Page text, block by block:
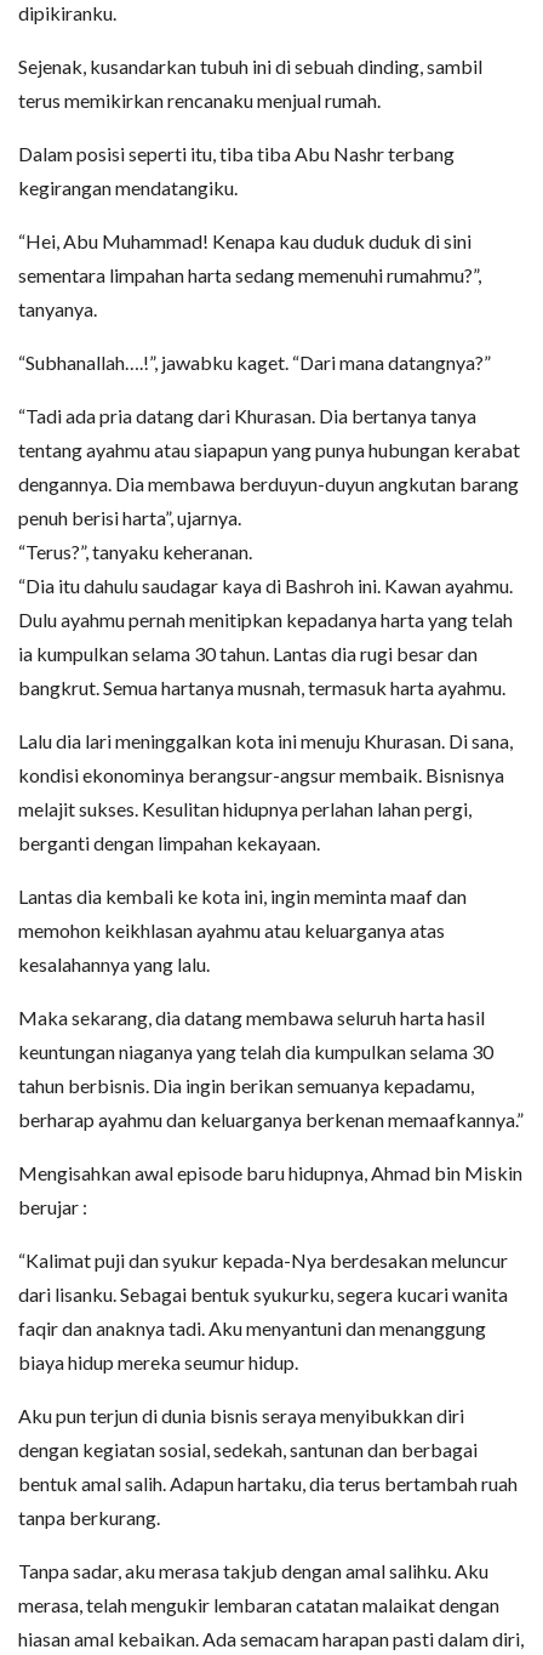
dipikiranku.
Sejenak, kusandarkan tubuh ini di sebuah dinding, sambil
terus memikirkan rencanaku menjual rumah.
Dalam posisi seperti itu, tiba tiba Abu Nashr terbang
kegirangan mendatangiku.
“Hei, Abu Muhammad! Kenapa kau duduk duduk di sini
sementara limpahan harta sedang memenuhi rumahmu?”,
tanyanya.
“Subhanallah….!”, jawabku kaget. “Dari mana datangnya?”
“Tadi ada pria datang dari Khurasan. Dia bertanya tanya
tentang ayahmu atau siapapun yang punya hubungan kerabat
dengannya. Dia membawa berduyun-duyun angkutan barang
penuh berisi harta”, ujarnya.
“Terus?”, tanyaku keheranan.
“Dia itu dahulu saudagar kaya di Bashroh ini. Kawan ayahmu.
Dulu ayahmu pernah menitipkan kepadanya harta yang telah
ia kumpulkan selama 30 tahun. Lantas dia rugi besar dan
bangkrut. Semua hartanya musnah, termasuk harta ayahmu.
Lalu dia lari meninggalkan kota ini menuju Khurasan. Di sana,
kondisi ekonominya berangsur-angsur membaik. Bisnisnya
melajit sukses. Kesulitan hidupnya perlahan lahan pergi,
berganti dengan limpahan kekayaan.
Lantas dia kembali ke kota ini, ingin meminta maaf dan
memohon keikhlasan ayahmu atau keluarganya atas
kesalahannya yang lalu.
Maka sekarang, dia datang membawa seluruh harta hasil
keuntungan niaganya yang telah dia kumpulkan selama 30
tahun berbisnis. Dia ingin berikan semuanya kepadamu,
berharap ayahmu dan keluarganya berkenan memaafkannya.”
Mengisahkan awal episode baru hidupnya, Ahmad bin Miskin
berujar :
“Kalimat puji dan syukur kepada-Nya berdesakan meluncur
dari lisanku. Sebagai bentuk syukurku, segera kucari wanita
faqir dan anaknya tadi. Aku menyantuni dan menanggung
biaya hidup mereka seumur hidup.
Aku pun terjun di dunia bisnis seraya menyibukkan diri
dengan kegiatan sosial, sedekah, santunan dan berbagai
bentuk amal salih. Adapun hartaku, dia terus bertambah ruah
tanpa berkurang.
Tanpa sadar, aku merasa takjub dengan amal salihku. Aku
merasa, telah mengukir lembaran catatan malaikat dengan
hiasan amal kebaikan. Ada semacam harapan pasti dalam diri,